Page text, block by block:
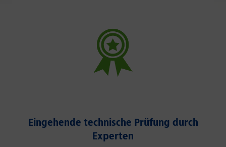
Eingehende technische Prüfung durch
Experten